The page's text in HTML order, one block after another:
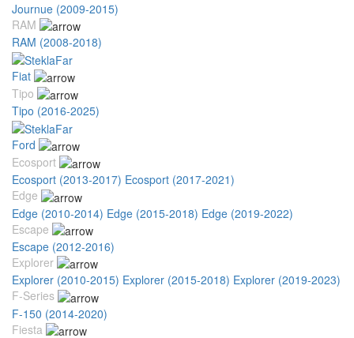
Journue (2009-2015)
RAM
RAM (2008-2018)
Fiat
Tipo
Tipo (2016-2025)
Ford
Ecosport
Ecosport (2013-2017) Ecosport (2017-2021)
Edge
Edge (2010-2014) Edge (2015-2018) Edge (2019-2022)
Escape
Escape (2012-2016)
Explorer
Explorer (2010-2015) Explorer (2015-2018) Explorer (2019-2023)
F-Series
F-150 (2014-2020)
Fiesta